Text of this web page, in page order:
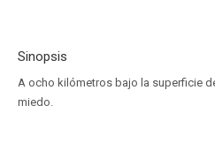
Sinopsis
A ocho kilómetros bajo la superficie
miedo.